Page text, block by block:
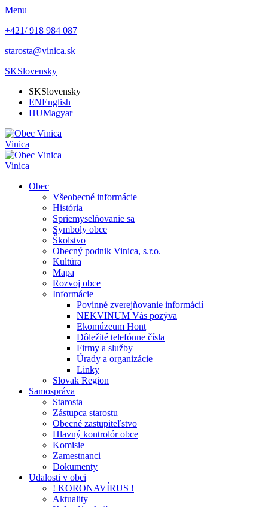
Menu
+421/ 918 984 087
starosta@vinica.sk
SKSlovensky
SKSlovensky
ENEnglish
HUMagyar
Vinica
Vinica
Obec
Všeobecné informácie
História
Spriemyselňovanie sa
Symboly obce
Školstvo
Obecný podnik Vinica, s.r.o.
Kultúra
Mapa
Rozvoj obce
Informácie
Povinné zverejňovanie informácií
NEKVINUM Vás pozýva
Ekomúzeum Hont
Dôležité telefónne čísla
Firmy a služby
Úrady a organizácie
Linky
Slovak Region
Samospráva
Starosta
Zástupca starostu
Obecné zastupiteľstvo
Hlavný kontrolór obce
Komisie
Zamestnanci
Dokumenty
Udalosti v obci
! KORONAVÍRUS !
Aktuality